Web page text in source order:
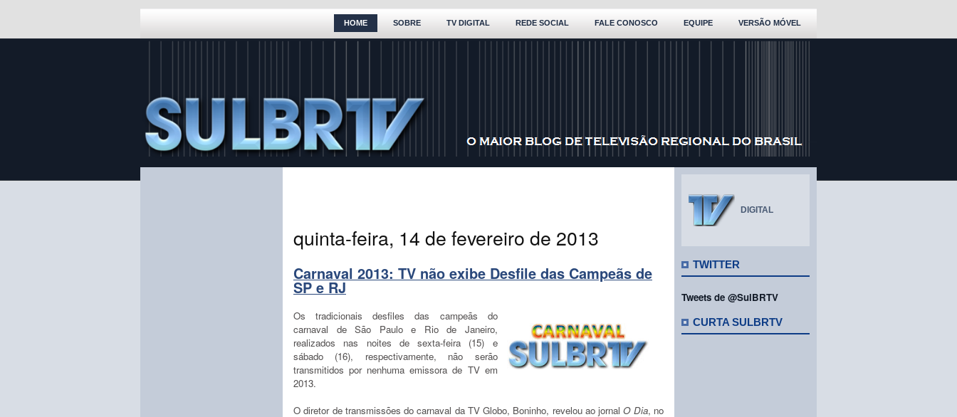
HOME SOBRE TV DIGITAL REDE SOCIAL FALE CONOSCO EQUIPE VERSÃO MÓVEL
quinta-feira, 14 de fevereiro de 2013
Carnaval 2013: TV não exibe Desfile das Campeãs de
SP e RJ
Os tradicionais desfiles das campeãs do
carnaval de São Paulo e Rio de Janeiro,
realizados nas noites de sexta-feira (15) e
sábado (16), respectivamente, não serão
transmitidos por nenhuma emissora de TV em
2013.
O diretor de transmissões do carnaval da TV Globo, Boninho, revelou ao jornalO Dia, no
DIGITAL
TWITTER
Tweets de @SulBRTV
CURTA SULBRTV